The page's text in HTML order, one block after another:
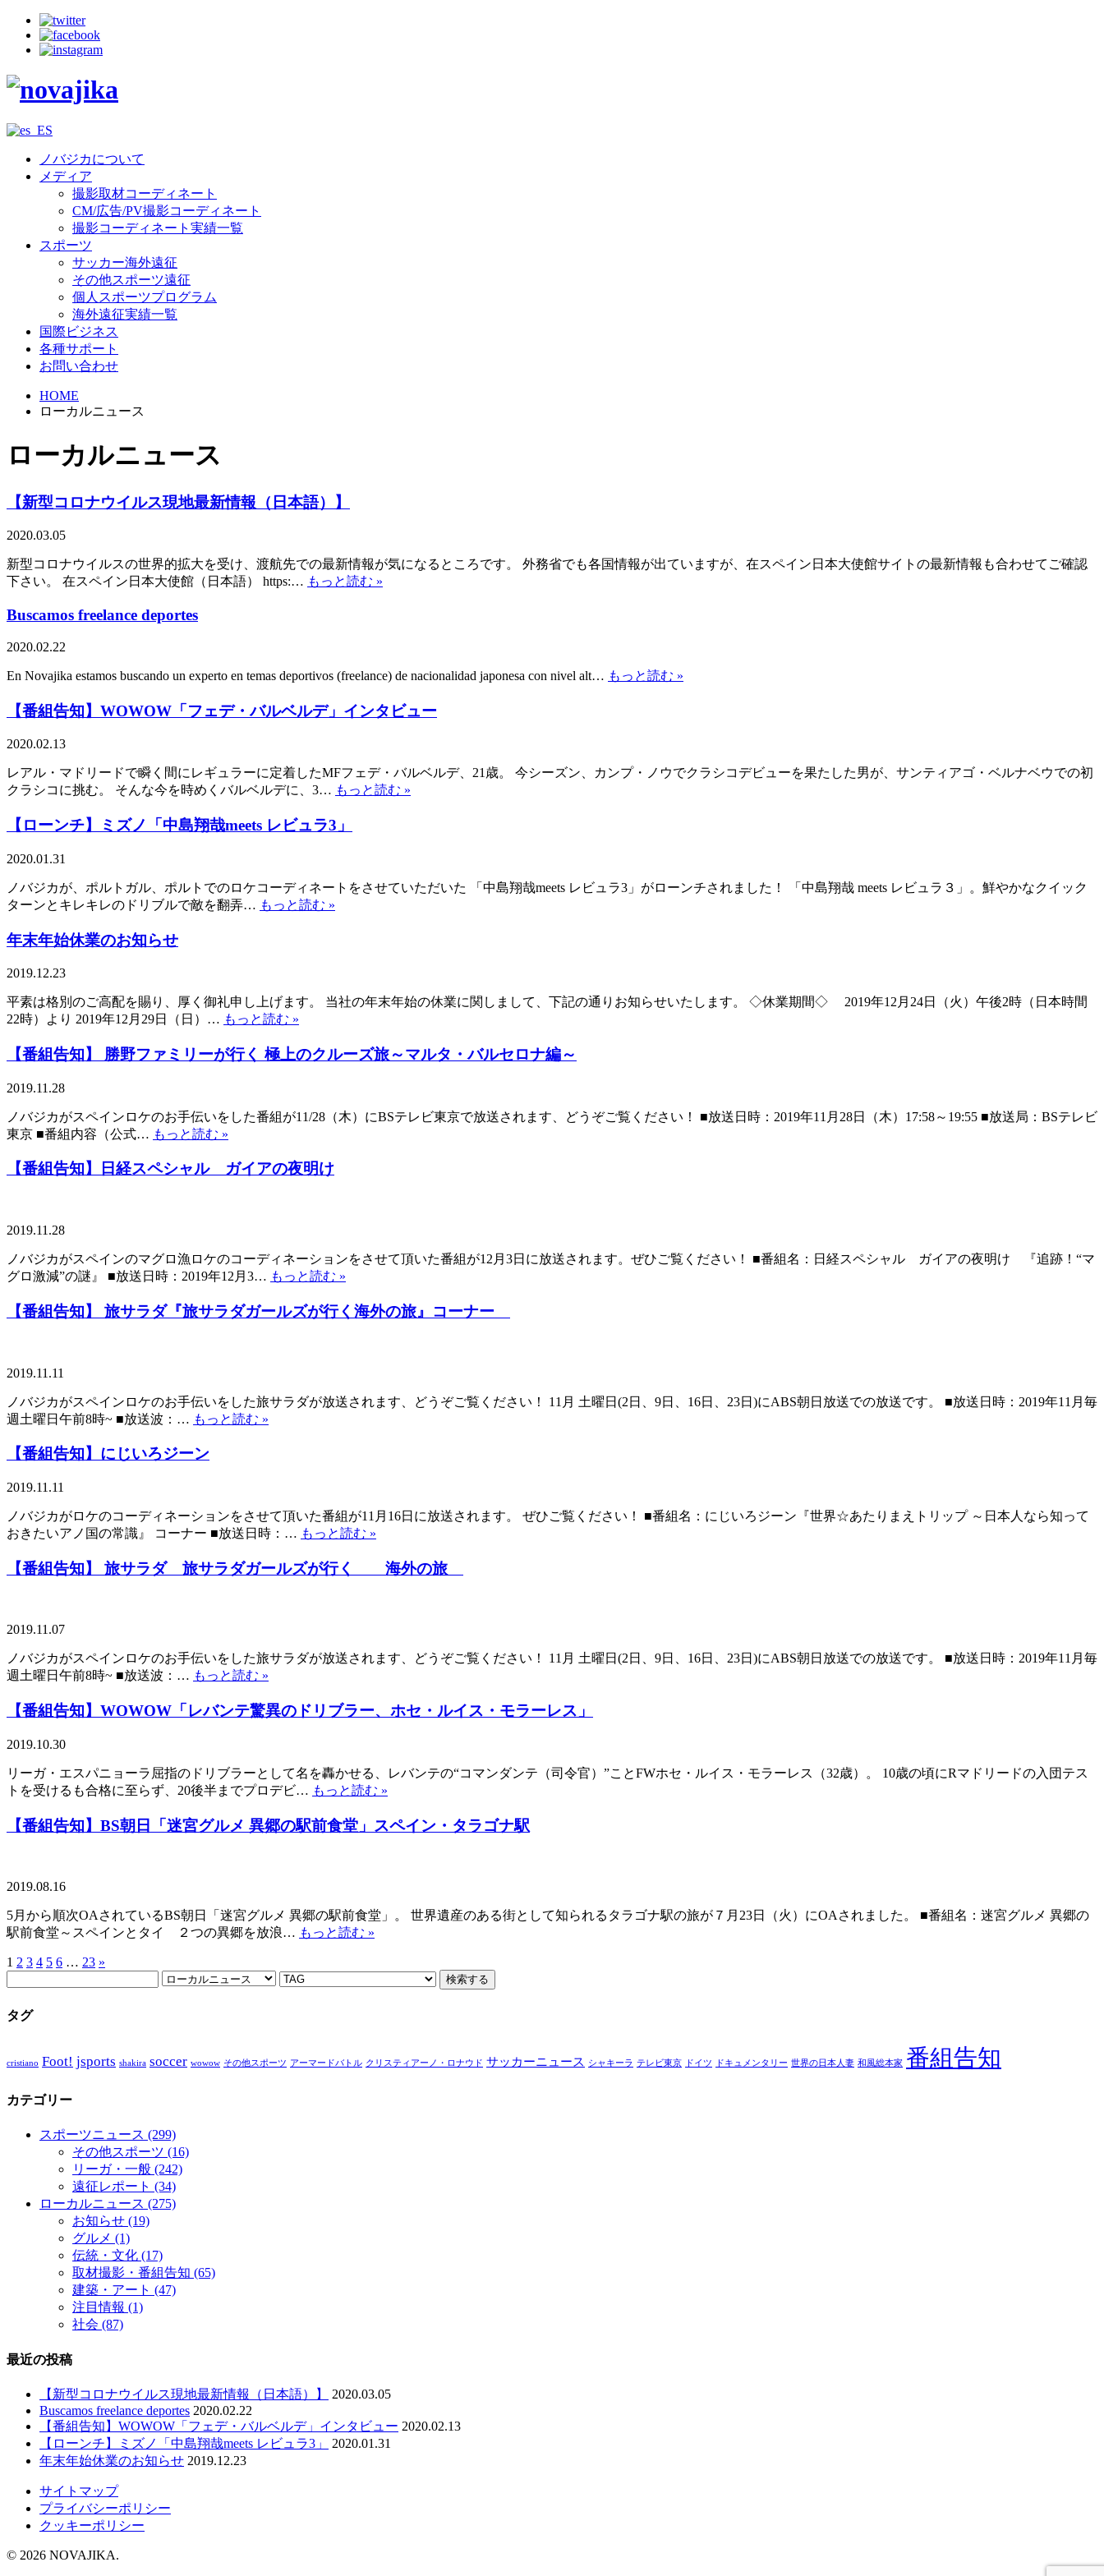
ノバジカについて
メディア
撮影取材コーディネート
CM/広告/PV撮影コーディネート
撮影コーディネート実績一覧
スポーツ
サッカー海外遠征
その他スポーツ遠征
個人スポーツプログラム
海外遠征実績一覧
国際ビジネス
各種サポート
お問い合わせ
HOME
ローカルニュース
ローカルニュース
【新型コロナウイルス現地最新情報（日本語）】
2020.03.05
新型コロナウイルスの世界的拡大を受け、渡航先での最新情報が気になるところです。 外務省でも各国情報が出ていますが、在スペイン日本大使館サイトの最新情報も合わせてご確認
下さい。 在スペイン日本大使館（日本語） https:… もっと読む »
Buscamos freelance deportes
2020.02.22
En Novajika estamos buscando un experto en temas deportivos (freelance) de nacionalidad japonesa con nivel alt… もっと読む »
【番組告知】WOWOW「フェデ・バルベルデ」インタビュー
2020.02.13
レアル・マドリードで瞬く間にレギュラーに定着したMFフェデ・バルベルデ、21歳。 今シーズン、カンプ・ノウでクラシコデビューを果たした男が、サンティアゴ・ベルナベウでの初
クラシコに挑む。 そんな今を時めくバルベルデに、3… もっと読む »
【ローンチ】ミズノ「中島翔哉meets レビュラ3」
2020.01.31
ノバジカが、ポルトガル、ポルトでのロケコーディネートをさせていただいた 「中島翔哉meets レビュラ3」がローンチされました！ 「中島翔哉 meets レビュラ３」。鮮やかなクイック
ターンとキレキレのドリブルで敵を翻弄… もっと読む »
年末年始休業のお知らせ
2019.12.23
平素は格別のご高配を賜り、厚く御礼申し上げます。 当社の年末年始の休業に関しまして、下記の通りお知らせいたします。 ◇休業期間◇ 2019年12月24日（火）午後2時（日本時間
22時）より 2019年12月29日（日）… もっと読む »
【番組告知】 勝野ファミリーが行く 極上のクルーズ旅～マルタ・バルセロナ編～
2019.11.28
ノバジカがスペインロケのお手伝いをした番組が11/28（木）にBSテレビ東京で放送されます、どうぞご覧ください！ ■放送日時：2019年11月28日（木）17:58～19:55 ■放送局：BSテレビ
東京 ■番組内容（公式… もっと読む »
【番組告知】日経スペシャル ガイアの夜明け
2019.11.28
ノバジカがスペインのマグロ漁ロケのコーディネーションをさせて頂いた番組が12月3日に放送されます。ぜひご覧ください！ ■番組名：日経スペシャル ガイアの夜明け 『追跡！“マ
グロ激減”の謎』 ■放送日時：2019年12月3… もっと読む »
【番組告知】 旅サラダ『旅サラダガールズが行く海外の旅』コーナー
2019.11.11
ノバジカがスペインロケのお手伝いをした旅サラダが放送されます、どうぞご覧ください！ 11月 土曜日(2日、9日、16日、23日)にABS朝日放送での放送です。 ■放送日時：2019年11月毎
週土曜日午前8時~ ■放送波：… もっと読む »
【番組告知】にじいろジーン
2019.11.11
ノバジカがロケのコーディネーションをさせて頂いた番組が11月16日に放送されます。 ぜひご覧ください！ ■番組名：にじいろジーン『世界☆あたりまえトリップ ～日本人なら知って
おきたいアノ国の常識』 コーナー ■放送日時：… もっと読む »
【番組告知】 旅サラダ 旅サラダガールズが行く 海外の旅
2019.11.07
ノバジカがスペインロケのお手伝いをした旅サラダが放送されます、どうぞご覧ください！ 11月 土曜日(2日、9日、16日、23日)にABS朝日放送での放送です。 ■放送日時：2019年11月毎
週土曜日午前8時~ ■放送波：… もっと読む »
【番組告知】WOWOW「レバンテ驚異のドリブラー、ホセ・ルイス・モラーレス」
2019.10.30
リーガ・エスパニョーラ屈指のドリブラーとして名を轟かせる、レバンテの“コマンダンテ（司令官）”ことFWホセ・ルイス・モラーレス（32歳）。 10歳の頃にRマドリードの入団テス
トを受けるも合格に至らず、20後半までプロデビ… もっと読む »
【番組告知】BS朝日「迷宮グルメ 異郷の駅前食堂」スペイン・タラゴナ駅
2019.08.16
5月から順次OAされているBS朝日「迷宮グルメ 異郷の駅前食堂」。 世界遺産のある街として知られるタラゴナ駅の旅が７月23日（火）にOAされました。 ■番組名：迷宮グルメ 異郷の
駅前食堂～スペインとタイ ２つの異郷を放浪… もっと読む »
1 2 3 4 5 6 … 23 »
タグ
cristiano Foot! jsports shakira soccer wowow その他スポーツ アーマードバトル クリスティアーノ・ロナウド サッカーニュース シャキーラ テレビ東京 ドイツ ドキュメンタリー 世界の日本人妻 和風総本家 番組告知
カテゴリー
スポーツニュース (299)
その他スポーツ (16)
リーガ・一般 (242)
遠征レポート (34)
ローカルニュース (275)
お知らせ (19)
グルメ (1)
伝統・文化 (17)
取材撮影・番組告知 (65)
建築・アート (47)
注目情報 (1)
社会 (87)
最近の投稿
【新型コロナウイルス現地最新情報（日本語）】
2020.03.05
Buscamos freelance deportes 2020.02.22
【番組告知】WOWOW「フェデ・バルベルデ」インタビュー 2020.02.13
【ローンチ】ミズノ「中島翔哉meets レビュラ3」
2020.01.31
年末年始休業のお知らせ 2019.12.23
サイトマップ
プライバシーポリシー
クッキーポリシー
© 2026 NOVAJIKA.